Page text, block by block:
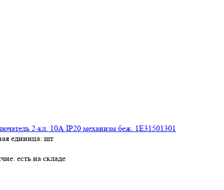
2-кл. 10А IP20 механизм беж. 1E31501301
единица: шт
есть на складе